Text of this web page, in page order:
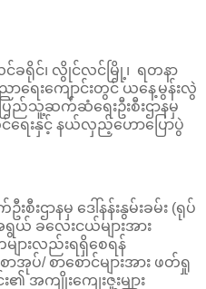
ခရိုင်၊ လွိုင်လင်မြို့၊ ရတနာ
ာရေးကျောင်းတွင် ယနေ့မွန်းလွဲ
ပြည်သူ့ဆက်ဆံရေးဦးစီးဌာနမှ
ရေးနှင့် နယ်လှည့်ဟောပြောပွဲ
းဌာနမှ ဒေါ်နန်းနွမ်းခမ်း (ရုပ်
ရွယ် ခလေးငယ်များအား
ျားလည်းရရှိစေရန်
ပ်/ စာစောင်များအား ဖတ်ရှု
အကျိုးကျေးဇူးများ